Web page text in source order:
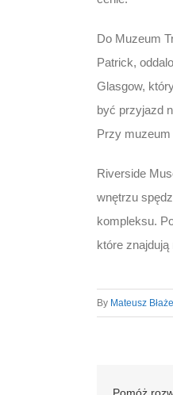
Do Muzeum
Patrick,
Glasgow,
być przyjazd
Przy muzeum
Riverside
wnętrzu
kompleksu.
które
By Mateusz